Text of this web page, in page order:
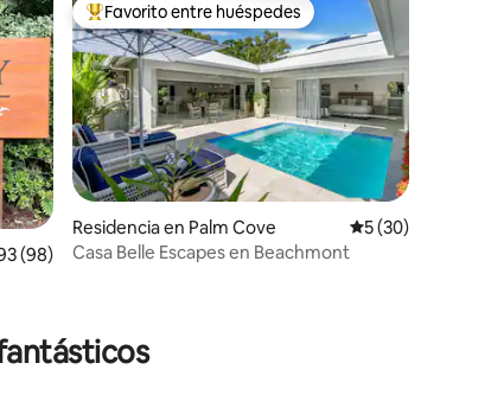
promedio: 4.93 de 5; 98 evaluaciones
(98)
De los mejores en Favorito entre huéspedes
Favorito entre huéspedes
Residencia en Palm Cove Calificación
5 (30)
Casa Belle Escapes en Beachmont